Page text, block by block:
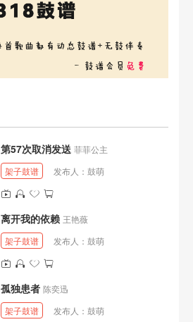
第57次取消发送 菲菲公主
架子鼓谱
发布人： 鼓萌
离开我的依赖 王艳薇
架子鼓谱
发布人： 鼓萌
孤独患者 陈奕迅
架子鼓谱
发布人： 鼓萌